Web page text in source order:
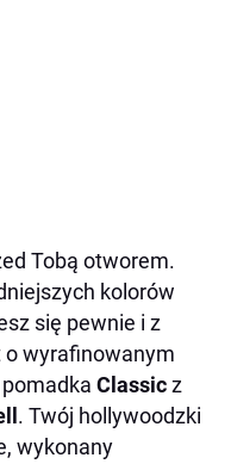
Tobą otworem.
kolorów
się pewnie i z
o wyrafinowanym
Classicz
. Twój hollywoodzki
wykonany